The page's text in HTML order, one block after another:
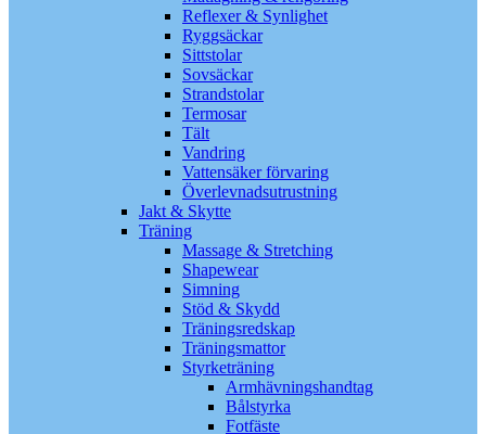
Reflexer & Synlighet
Ryggsäckar
Sittstolar
Sovsäckar
Strandstolar
Termosar
Tält
Vandring
Vattensäker förvaring
Överlevnadsutrustning
Jakt & Skytte
Träning
Massage & Stretching
Shapewear
Simning
Stöd & Skydd
Träningsredskap
Träningsmattor
Styrketräning
Armhävningshandtag
Bålstyrka
Fotfäste